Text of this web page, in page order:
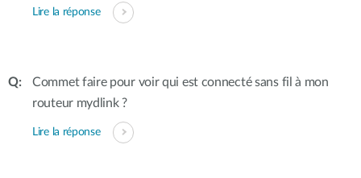
Lire la réponse
Commet faire pour voir qui est connecté sans fil à mon
routeur mydlink ?
Lire la réponse